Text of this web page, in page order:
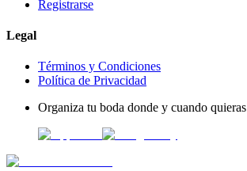
Registrarse
Legal
Términos y Condiciones
Política de Privacidad
Organiza tu boda donde y cuando quieras